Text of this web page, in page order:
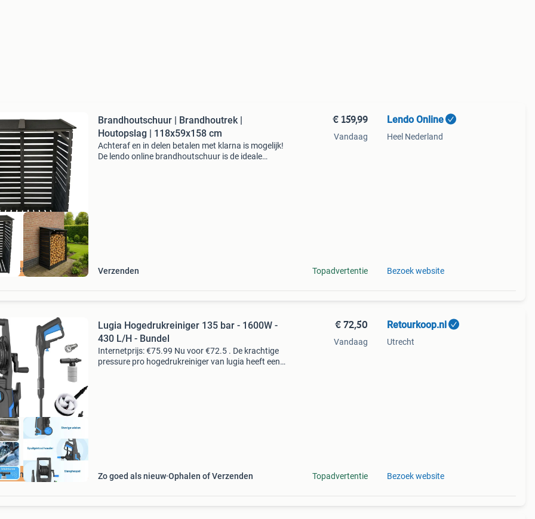
verzending
Brandhoutschuur | Brandhoutrek |
Houtopslag | 118x59x158 cm
Achteraf en in delen betalen met klarna is mogelijk!
De lendo online brandhoutschuur is de ideale
Verzenden
€ 159,99
Vandaag
Topadvertentie
Lendo Online
Heel Nederland
Bezoek website
nu weg
Lugia Hogedrukreiniger 135 bar - 1600W -
430 L/H - Bundel
Internetprijs: €75.99 Nu voor €72.5 . De krachtige
pressure pro hogedrukreiniger van lugia heeft een
Zo goed als nieuw Ophalen of Verzenden
€ 72,50
Vandaag
Topadvertentie
Retourkoop.nl
Utrecht
Bezoek website